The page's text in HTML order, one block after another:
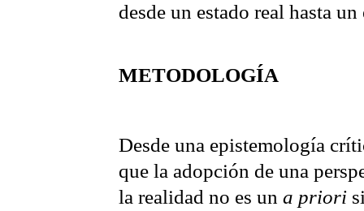
desde un estado real hasta un
METODOLOGÍA
Desde una epistemología
que la adopción de una
la realidad no es un a priori